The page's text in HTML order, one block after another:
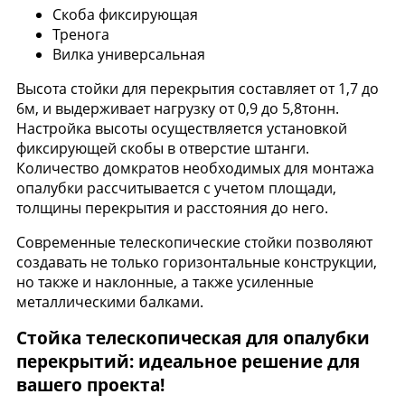
Скоба фиксирующая
Тренога
Вилка универсальная
Высота стойки для перекрытия составляет от 1,7 до
6м, и выдерживает нагрузку от 0,9 до 5,8тонн.
Настройка высоты осуществляется установкой
фиксирующей скобы в отверстие штанги.
Количество домкратов необходимых для монтажа
опалубки рассчитывается с учетом площади,
толщины перекрытия и расстояния до него.
Современные телескопические стойки позволяют
создавать не только горизонтальные конструкции,
но также и наклонные, а также усиленные
металлическими балками.
Стойка телескопическая для опалубки
перекрытий: идеальное решение для
вашего проекта!